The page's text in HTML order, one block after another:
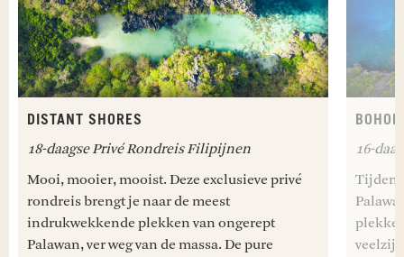
DISTANT SHORES
18-daagse Privé Rondreis Filipijnen
Mooi, mooier, mooist. Deze exclusieve privé
rondreis brengt je naar de meest
indrukwekkende plekken van ongerept
Palawan, ver weg van de massa. De pure
16-